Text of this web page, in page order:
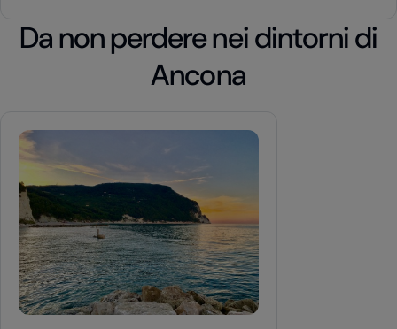
Da non perdere nei dintorni di
Ancona